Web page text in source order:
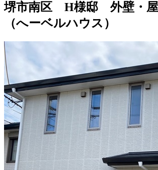
堺市南区 H様邸 外壁・屋
（へーベルハウス）